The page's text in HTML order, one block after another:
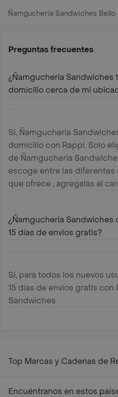
Ñamgucheria Sandwiches Bello
Preguntas frecuentes
¿Ñamgucheria Sandwiches
domicilio cerca de mi
Si, Ñamgucheria
domicilio con Rappi. Solo
de Ñamgucheria
escoge entre las diferentes
que ofrece , agregalas al
¿Ñamgucheria Sandwiches
15 días de envíos gratis?
Sí, para todos los nuevos
15 días de envíos gratis con
Sandwiches
Top Marcas y Cadenas de
Encuéntranos en estos